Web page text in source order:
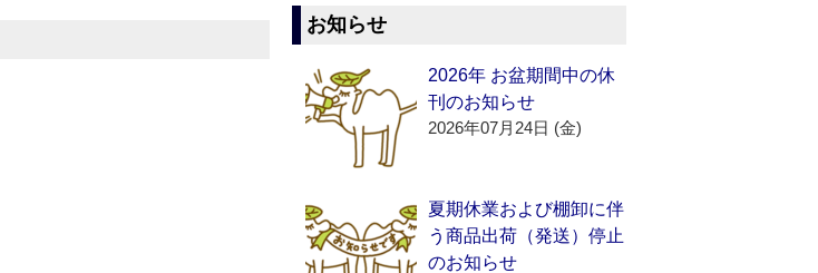
お知らせ
2026年 お盆期間中の休
刊のお知らせ
2026年07月24日 (金)
夏期休業および棚卸に伴
う商品出荷（発送）停止
のお知らせ